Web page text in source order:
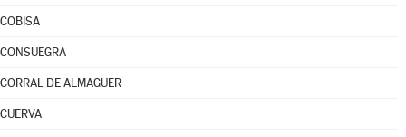
COBISA
CONSUEGRA
CORRAL DE ALMAGUER
CUERVA